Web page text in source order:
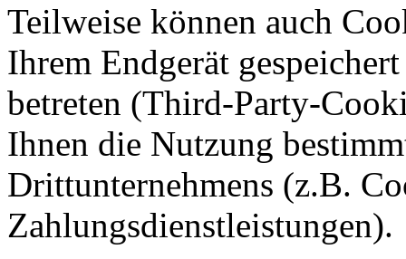
Teilweise können auch
Ihrem Endgerät
betreten (Third-Party-
Ihnen die Nutzung
Drittunternehmens (z.B.
Zahlungsdienstleistungen).